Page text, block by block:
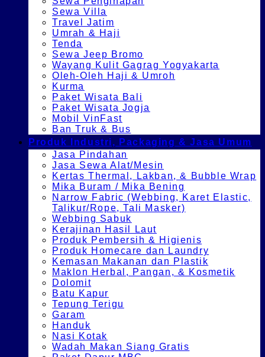
Sewa Villa
Travel Jatim
Umrah & Haji
Tenda
Sewa Jeep Bromo
Wayang Kulit Gagrag Yogyakarta
Oleh-Oleh Haji & Umroh
Kurma
Paket Wisata Bali
Paket Wisata Jogja
Mobil VinFast
Ban Truk & Bus
Produk Industri, Packaging & Jasa Umum
Jasa Pindahan
Jasa Sewa Alat/Mesin
Kertas Thermal, Lakban, & Bubble Wrap
Mika Buram / Mika Bening
Narrow Fabric (Webbing, Karet Elastic,
Talikur/Rope, Tali Masker)
Webbing Sabuk
Kerajinan Hasil Laut
Produk Pembersih & Higienis
Produk Homecare dan Laundry
Kemasan Makanan dan Plastik
Maklon Herbal, Pangan, & Kosmetik
Dolomit
Batu Kapur
Tepung Terigu
Garam
Handuk
Nasi Kotak
Wadah Makan Siang Gratis